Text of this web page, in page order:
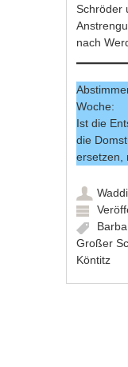
Schröder
nach
Woche:
Ist die
die
ersetzen,
Großer
Köntitz